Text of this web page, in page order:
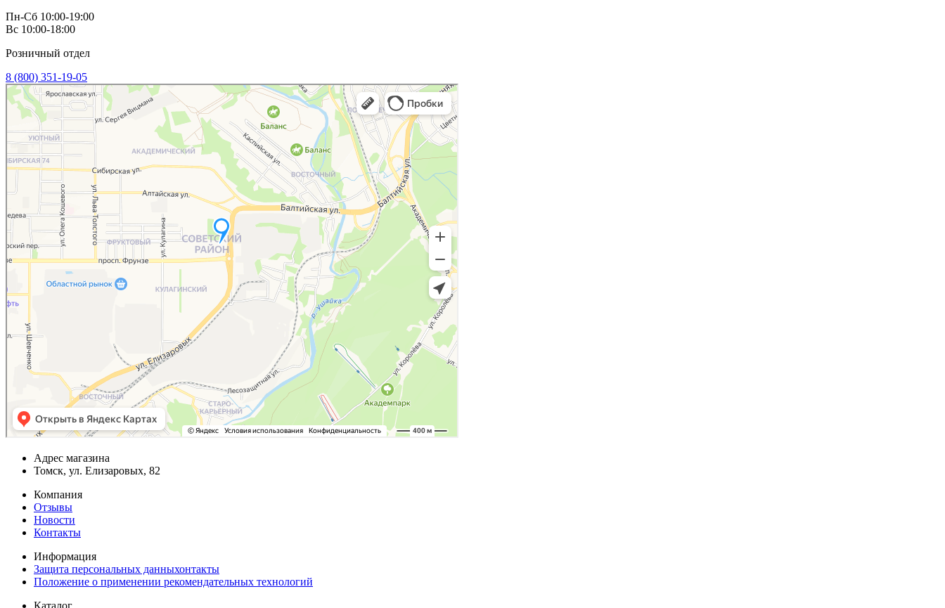
Пн-Сб 10:00-19:00
Вс 10:00-18:00
Розничный отдел
8 (800) 351-19-05
Адрес магазина
Томск, ул. Елизаровых, 82
Компания
Отзывы
Новости
Контакты
Информация
Защита персональных данныхонтакты
Положение о применении рекомендательных технологий